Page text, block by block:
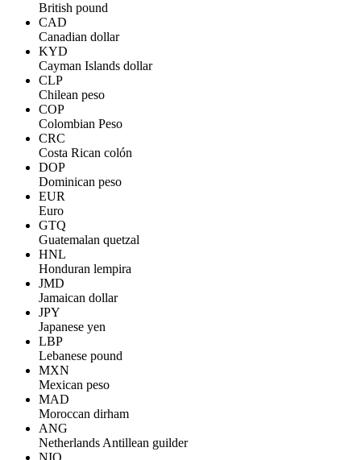
British pound
CAD
Canadian dollar
KYD
Cayman Islands dollar
CLP
Chilean peso
COP
Colombian Peso
CRC
Costa Rican colón
DOP
Dominican peso
EUR
Euro
GTQ
Guatemalan quetzal
HNL
Honduran lempira
JMD
Jamaican dollar
JPY
Japanese yen
LBP
Lebanese pound
MXN
Mexican peso
MAD
Moroccan dirham
ANG
Netherlands Antillean guilder
NIO